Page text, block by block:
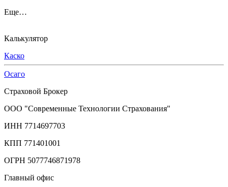
Еще…
Калькулятор
Каско
Осаго
Страховой Брокер
ООО "Современные Технологии Страхования"
ИНН 7714697703
КПП 771401001
ОГРН 5077746871978
Главный офис